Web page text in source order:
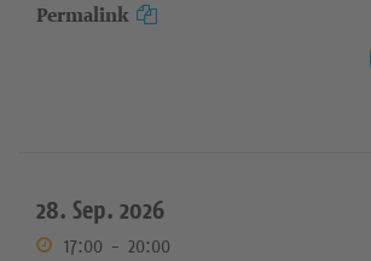
Permalink
28. Sep. 2026
17:00 - 20:00